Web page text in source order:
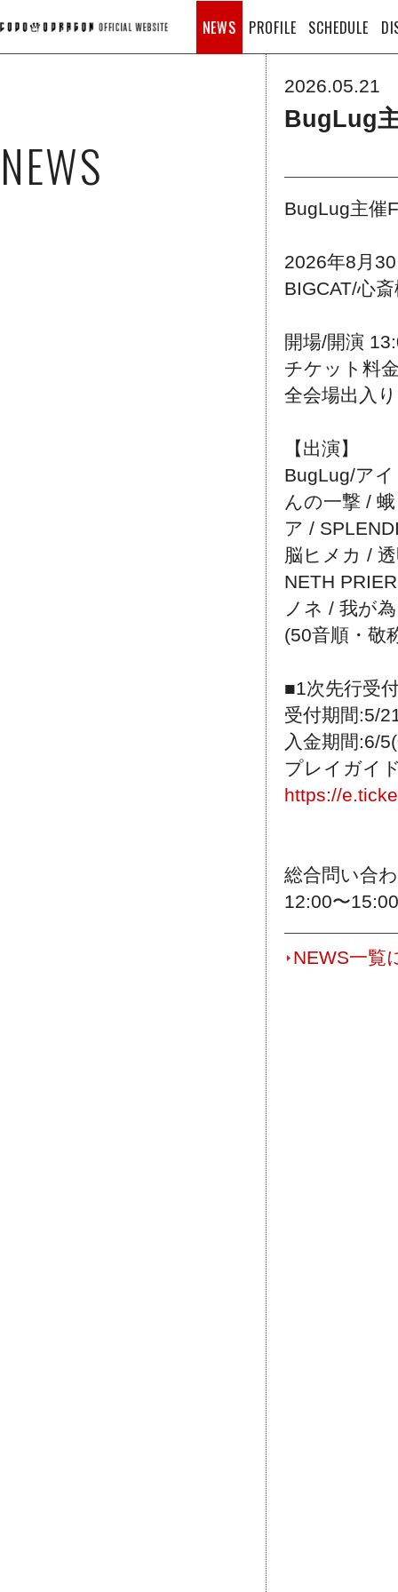
NEWS PROFILE SCHEDULE
NEWS
2026.05.21
BugLug
BugLug主催
2026年8月
BIGCAT/心
開場/開演
チケット料
全会場出入
【出演】
BugLug/ア
んの一撃 /
ア /
脳ヒメカ /
NETH
ノネ / 我が為
(50音順・敬
■1次先行受
受付期間:5/
入金期間:6/
プレイガイ
https://
総合問い合
12:00〜
NEWS一覧